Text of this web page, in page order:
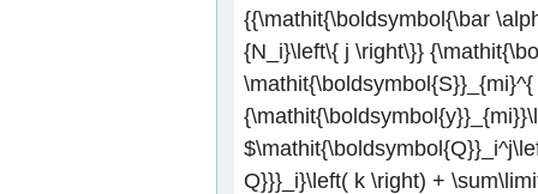
{{\mathit{\boldsymbol{\bar
{N_i}\left\{ j \right\}}
Q}}}_i}\left( k \right) +